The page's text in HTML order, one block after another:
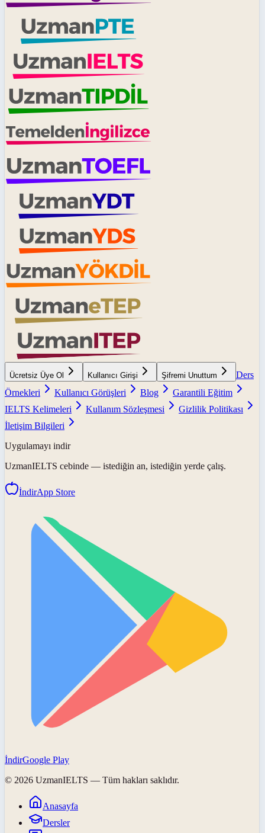
Ücretsiz Üye Ol Kullanıcı Girişi Şifremi Unuttum
Ders
Örnekleri
Kullanıcı Görüşleri Blog
Garantili Eğitim
IELTS Kelimeleri
Kullanım Sözleşmesi
Gizlilik Politikası
İletişim Bilgileri
Uygulamayı indir
UzmanIELTS cebinde — istediğin an, istediğin yerde çalış.
İndirApp Store
İndirGoogle Play
© 2026 UzmanIELTS — Tüm hakları saklıdır.
Anasayfa
Dersler